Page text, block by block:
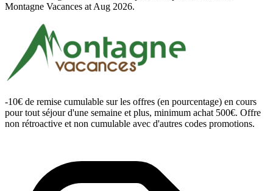
Montagne Vacances at Aug 2026.
-10€ de remise cumulable sur les offres (en pourcentage) en cours
pour tout séjour d'une semaine et plus, minimum achat 500€. Offre
non rétroactive et non cumulable avec d'autres codes promotions.